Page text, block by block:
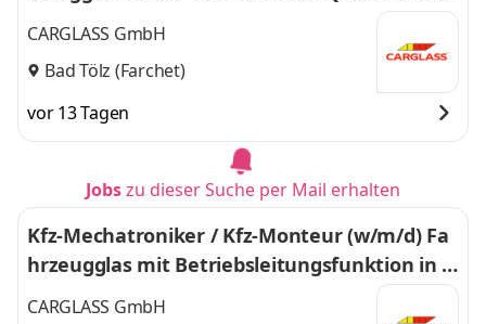
- 3044
CARGLASS GmbH
Bad Tölz (Farchet)
vor 13 Tagen
Jobszu dieser Suche per Mail erhalten
Kfz-Mechatroniker / Kfz-Monteur (w/m/d) Fa
hrzeugglas mit Betriebsleitungsfunktion in B
ad Tölz - 3044
CARGLASS GmbH